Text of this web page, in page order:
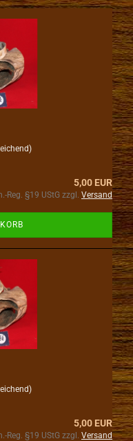
5,00 EUR
Reg. §19 UStG zzgl. Versand
5,00 EUR
Reg. §19 UStG zzgl. Versand